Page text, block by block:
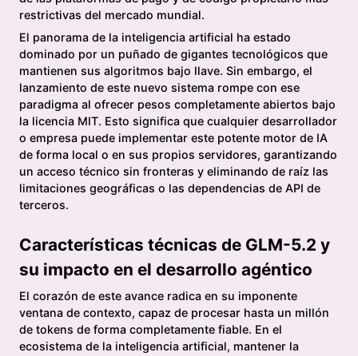
restrictivas del mercado mundial.
El panorama de la inteligencia artificial ha estado
dominado por un puñado de gigantes tecnológicos que
mantienen sus algoritmos bajo llave. Sin embargo, el
lanzamiento de este nuevo sistema rompe con ese
paradigma al ofrecer pesos completamente abiertos bajo
la licencia MIT. Esto significa que cualquier desarrollador
o empresa puede implementar este potente motor de IA
de forma local o en sus propios servidores, garantizando
un acceso técnico sin fronteras y eliminando de raíz las
limitaciones geográficas o las dependencias de API de
terceros.
Características técnicas de GLM-5.2 y
su impacto en el desarrollo agéntico
El corazón de este avance radica en su imponente
ventana de contexto, capaz de procesar hasta un millón
de tokens de forma completamente fiable. En el
ecosistema de la inteligencia artificial, mantener la